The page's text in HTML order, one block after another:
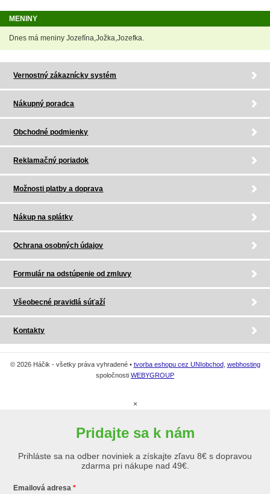
MENINY
Dnes má meniny Jozefína,Jožka,Jozefka.
Vernostný zákaznícky systém
Nákupný poradca
Obchodné podmienky
Reklamačný poriadok
Možnosti platby a doprava
Nákup na splátky
Ochrana osobných údajov
Formulár na odstúpenie od zmluvy
Všeobecné pravidlá súťaží
Kontakty
© 2026 Háčik - všetky práva vyhradené • tvorba eshopu cez UNIobchod, webhosting
spoločnosti WEBYGROUP
×
Pridajte sa k nám
Prihláste sa na odber noviniek a získajte zľavu 8€ s dopravou
zdarma pri nákupe nad 49€.
Emailová adresa